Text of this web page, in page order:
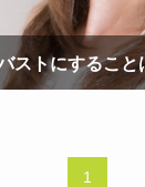
ストにすること
1